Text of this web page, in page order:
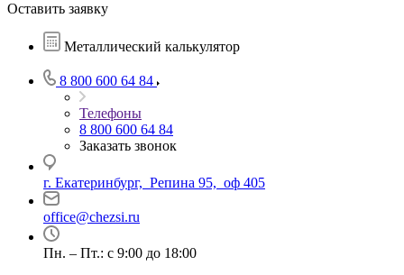
Оставить заявку
Металлический калькулятор
8 800 600 64 84
Телефоны
8 800 600 64 84
Заказать звонок
г. Екатеринбург, Репина 95, оф 405
office@chezsi.ru
Пн. – Пт.: с 9:00 до 18:00